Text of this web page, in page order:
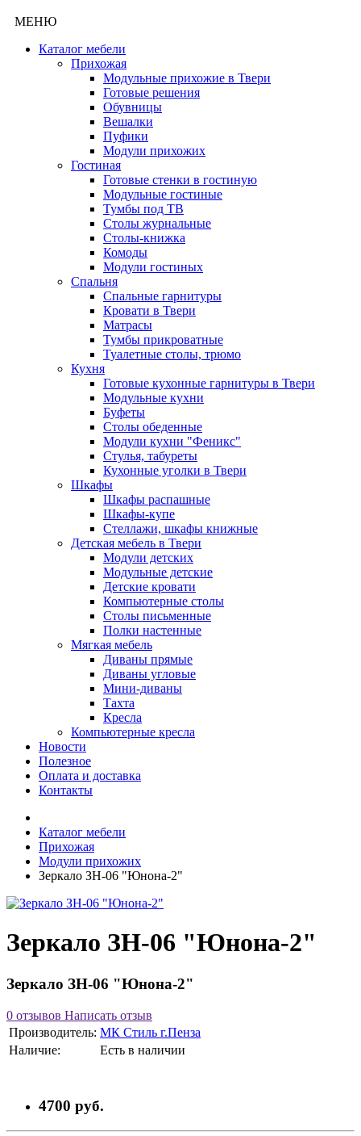
МЕНЮ
Каталог мебели
Прихожая
Модульные прихожие в Твери
Готовые решения
Обувницы
Вешалки
Пуфики
Модули прихожих
Гостиная
Готовые стенки в гостиную
Модульные гостиные
Тумбы под ТВ
Столы журнальные
Столы-книжка
Комоды
Модули гостиных
Спальня
Спальные гарнитуры
Кровати в Твери
Матрасы
Тумбы прикроватные
Туалетные столы, трюмо
Кухня
Готовые кухонные гарнитуры в Твери
Модульные кухни
Буфеты
Столы обеденные
Модули кухни "Феникс"
Стулья, табуреты
Кухонные уголки в Твери
Шкафы
Шкафы распашные
Шкафы-купе
Стеллажи, шкафы книжные
Детская мебель в Твери
Модули детских
Модульные детские
Детские кровати
Компьютерные столы
Столы письменные
Полки настенные
Мягкая мебель
Диваны прямые
Диваны угловые
Мини-диваны
Тахта
Кресла
Компьютерные кресла
Новости
Полезное
Оплата и доставка
Контакты
Каталог мебели
Прихожая
Модули прихожих
Зеркало ЗН-06 "Юнона-2"
Зеркало ЗН-06 "Юнона-2"
Зеркало ЗН-06 "Юнона-2"
0 отзывов Написать отзыв
Производитель: МК Стиль г.Пенза
Наличие:
Есть в наличии
4700 руб.